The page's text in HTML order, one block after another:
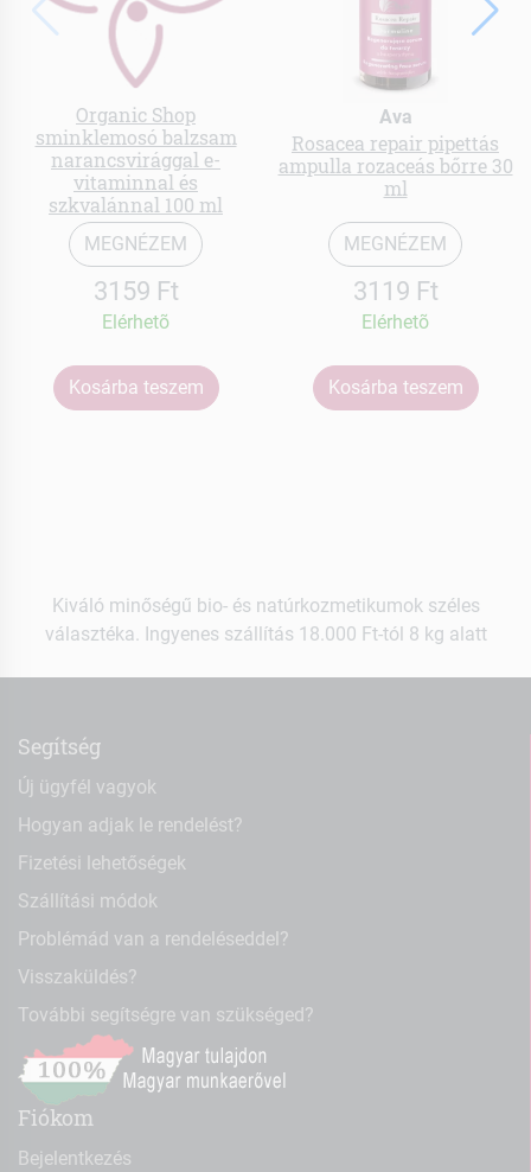
Organic Shop
sminklemosó balzsam
narancsvirággal e-
vitaminnal és
szkvalánnal 100 ml
MEGNÉZEM
3159 Ft
Elérhetõ
Kosárba teszem
Ava
Rosacea repair pipettás
ampulla rozaceás bőrre 30
ml
MEGNÉZEM
3119 Ft
Elérhetõ
Kosárba teszem
Kiváló minőségű bio- és natúrkozmetikumok széles
választéka. Ingyenes szállítás 18.000 Ft-tól 8 kg alatt
Segítség
Új ügyfél vagyok
Hogyan adjak le rendelést?
Fizetési lehetőségek
Szállítási módok
Problémád van a rendeléseddel?
Visszaküldés?
További segítségre van szükséged?
Fiókom
Bejelentkezés